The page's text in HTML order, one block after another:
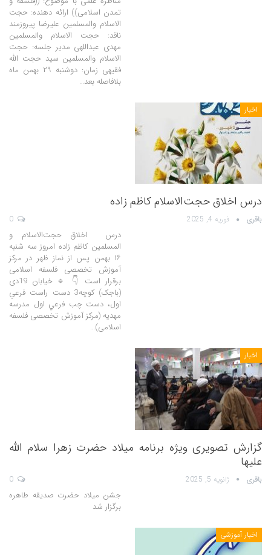
تمدن اسلامی)) ارائه دهنده: حجت
الاسلام والمسلمین علیرضا پیروزمند
ناقد: حجت الاسلام والمسلمین
مهدی عبداللهی مدیر جلسه: حجت
الاسلام والمسلمین سید حجت الله
فقیهی زمان: دوشنبه ۲۹ بهمن ماه
بلافاصله بعد…
اخبار
درس اخلاق حجت‌الاسلام کاظم زاده
باقری فوریه 4, 2025
درس اخلاق حجت‌الاسلام و
المسلمین کاظم زاده امروز سه شنبه
۱۶ بهمن پس از نماز ظهر در مرکز
آموزش تخصصی فلسفه اسلامی
برقرار است 👇 🔹 خیابان 19دی
(باجک) کوچه3 دست راست فرعي
اول، دست چب فرعي اول مدرسه
مهدیه (مرکز آموزش تخصصی فلسفه
اسلامی)…
اخبار
گزارش تصویری ویژه برنامه میلاد حضرت زهرا سلام الله
علیها
باقری ژانویه 5, 2025
جشن میلاد حضرت صدیقه طاهره
برگزار شد
اخبار آموزشی